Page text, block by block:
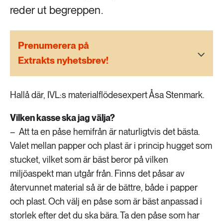
189 ARTIKLAR
Vatten
reder ut begreppen.
Prenumerera på
Extrakts nyhetsbrev!
Hallå där, IVL:s materialflödesexpert Åsa Stenmark.
Vilken kasse ska jag välja?
– Att ta en påse hemifrån är naturligtvis det bästa.
Valet mellan papper och plast är i princip hugget som
stucket, vilket som är bäst beror på vilken
miljöaspekt man utgår från. Finns det påsar av
återvunnet material så är de bättre, både i papper
och plast. Och välj en påse som är bäst anpassad i
storlek efter det du ska bära. Ta den påse som har